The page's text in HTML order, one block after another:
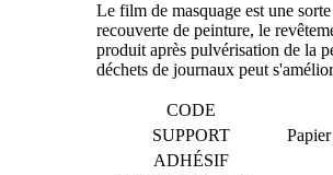
Le film de masquage est une
recouverte de peinture, le
produit après pulvérisation de la
déchets de journaux peut
CODE
SUPPORT
ADHÉSIF